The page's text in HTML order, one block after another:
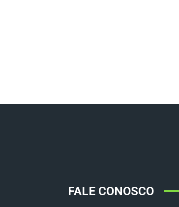
FALE CONOSCO